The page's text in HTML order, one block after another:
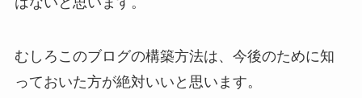
むしろこのブログの構築方法は、今後のために知
っておいた方が絶対いいと思います。